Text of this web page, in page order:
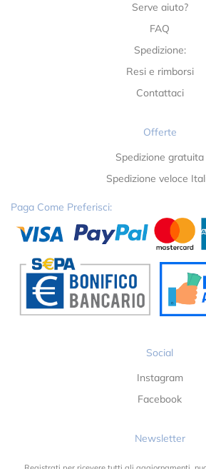
Serve aiuto?
FAQ
Spedizione:
Resi e rimborsi
Contattaci
Offerte
Spedizione gratuita
Spedizione veloce
Paga Come Preferisci:
Social
Instagram
Facebook
Newsletter